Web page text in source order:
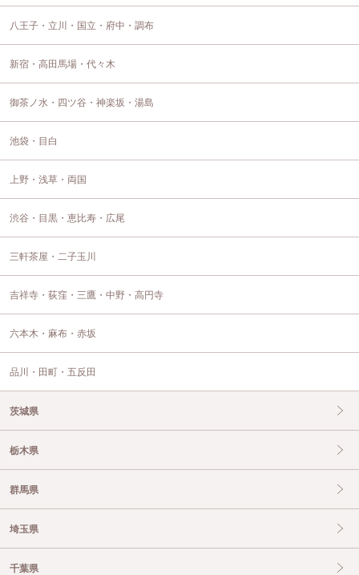
八王子・立川・国立・府中・調布
新宿・高田馬場・代々木
御茶ノ水・四ツ谷・神楽坂・湯島
池袋・目白
上野・浅草・両国
渋谷・目黒・恵比寿・広尾
三軒茶屋・二子玉川
吉祥寺・荻窪・三鷹・中野・高円寺
六本木・麻布・赤坂
品川・田町・五反田
茨城県
栃木県
群馬県
埼玉県
千葉県